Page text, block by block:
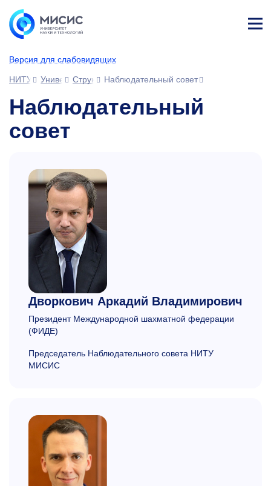
Версия для слабовидящих
НИТУ МИСИСУниверситетСтруктура университета
Наблюдательный совет
Наблюдательный
совет
Дворкович Аркадий Владимирович
Президент Международной шахматной федерации
(ФИДЕ)
Председатель Наблюдательного совета НИТУ
МИСИС